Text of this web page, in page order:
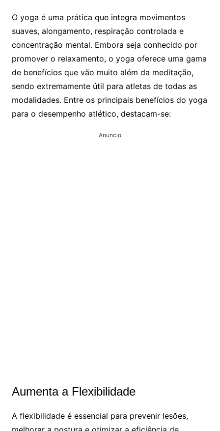
O yoga é uma prática que integra movimentos
suaves, alongamento, respiração controlada e
concentração mental. Embora seja conhecido por
promover o relaxamento, o yoga oferece uma gama
de benefícios que vão muito além da meditação,
sendo extremamente útil para atletas de todas as
modalidades. Entre os principais benefícios do yoga
para o desempenho atlético, destacam-se:
Anuncio
Aumenta a Flexibilidade
A flexibilidade é essencial para prevenir lesões,